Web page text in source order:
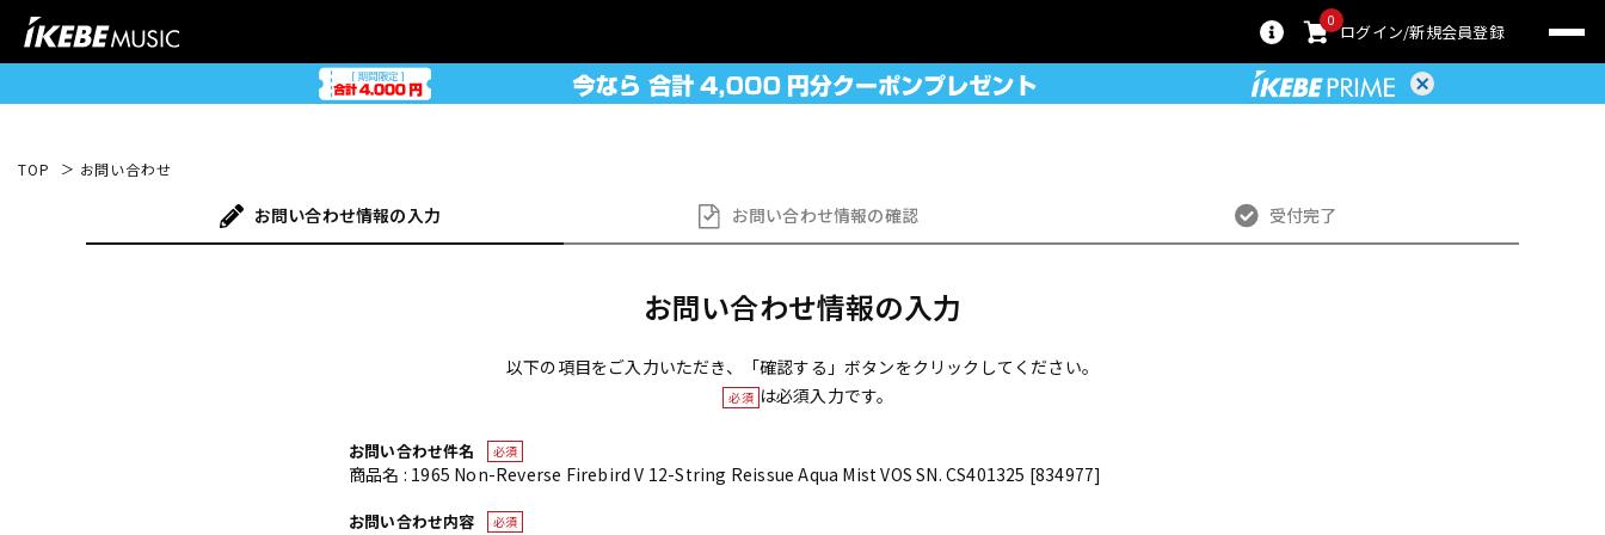
0
ログイン 新規会員登録
TOP お問い合わせ
お問い合わせ情報の入力 お問い合わせ情報の確認 受付完了
お問い合わせ情報の入力
以下の項目をご入力いただき、「確認する」ボタンをクリックしてください。
必須 は必須入力です。
お問い合わせ件名 必須
商品名 : 1965 Non-Reverse Firebird V 12-String Reissue Aqua Mist VOS SN. CS401325 [834977]
お問い合わせ内容 必須